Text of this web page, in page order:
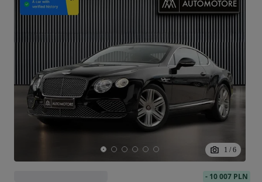
1 / 6
- 10 007 PLN